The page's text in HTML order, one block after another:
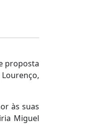
proposta
às suas
Miguel